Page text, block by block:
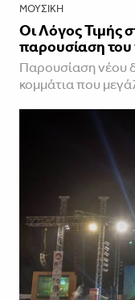
ΜΟΥΣΙΚΉ
Οι Λόγος Τιμής
παρουσίαση
Παρουσίαση νέου
κομμάτια που